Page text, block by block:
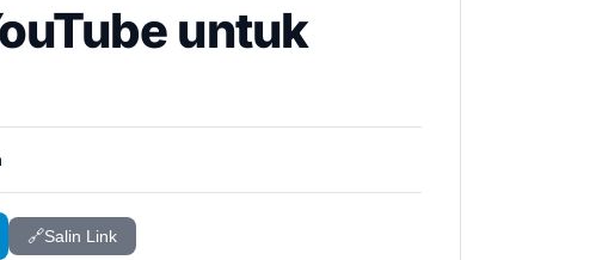
untuk
🔗Salin Link